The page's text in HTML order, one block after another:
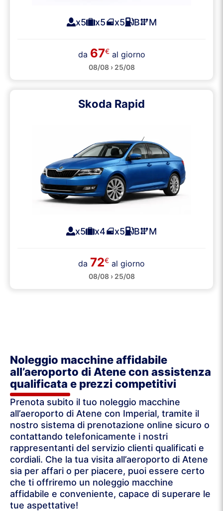
x5 x5 x5 B M
da 67€al giorno
08/08 › 25/08
Skoda Rapid
x5 x4 x5 B M
da 72€ al giorno
08/08 › 25/08
Noleggio macchine affidabile
all’aeroporto di Atene con assistenza
qualificata e prezzi competitivi
Prenota subito il tuo noleggio macchine
all’aeroporto di Atene con Imperial, tramite il
nostro sistema di prenotazione online sicuro o
contattando telefonicamente i nostri
rappresentanti del servizio clienti qualificati e
cordiali. Che la tua visita all’aeroporto di Atene
sia per affari o per piacere, puoi essere certo
che ti offriremo un noleggio macchine
affidabile e conveniente, capace di superare le
tue aspettative!